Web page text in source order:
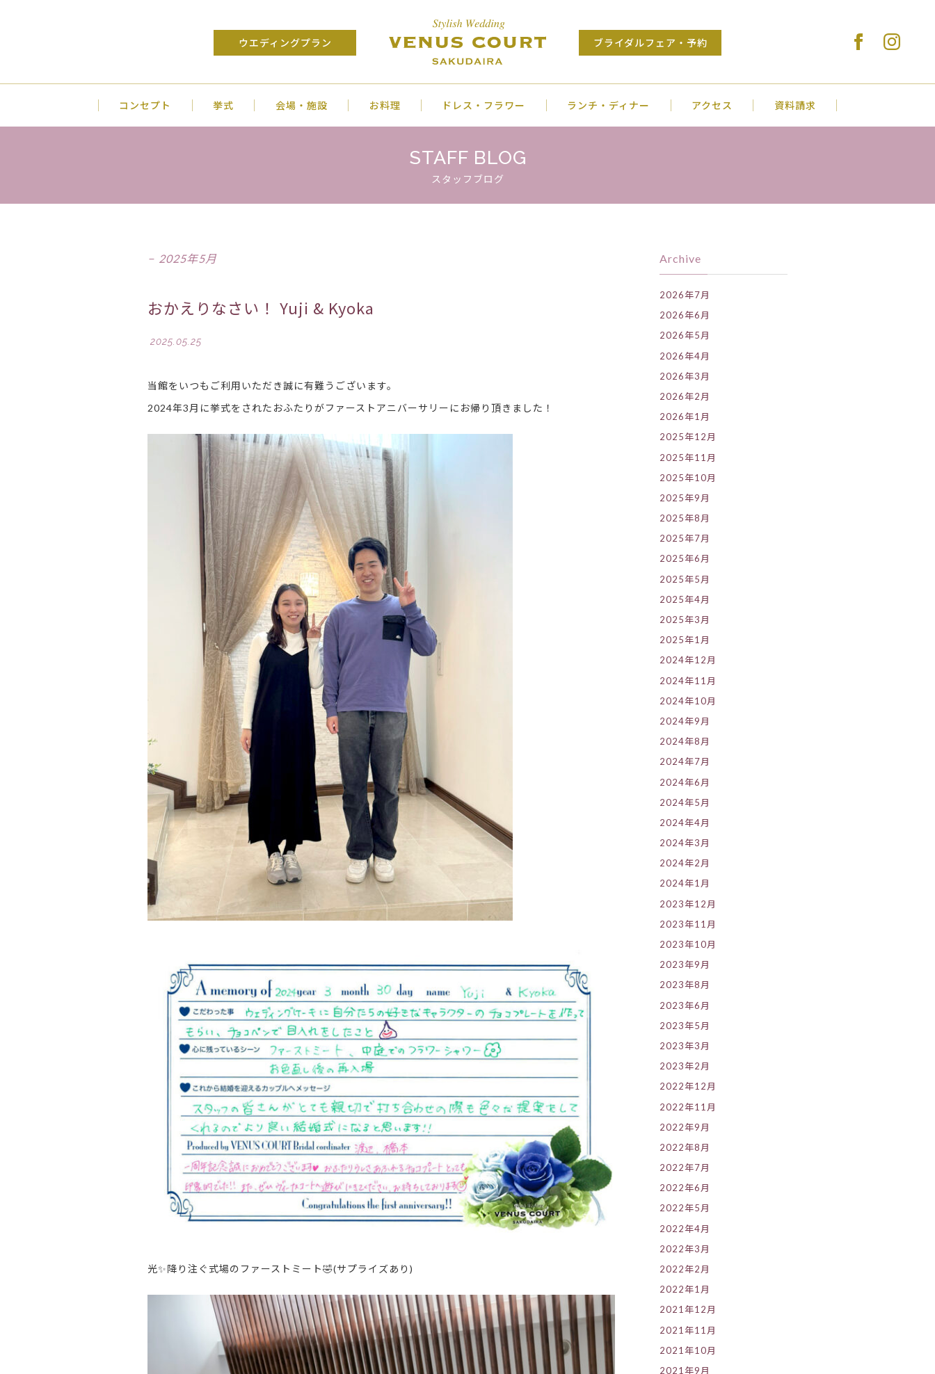
Stylish Wedding VENUS COURT SAKUDAIRA
ウエディングプラン
ブライダルフェア・予約
コンセプト 挙式 会場・施設 お料理 ドレス・フラワー ランチ・ディナー アクセス 資料請求
STAFF BLOG
スタッフブログ
2025年5月
おかえりなさい！ Yuji & Kyoka
2025.05.25
当館をいつもご利用いただき誠に有難うございます。
2024年3月に挙式をされたおふたりがファーストアニバーサリーにお帰り頂きました！
光✨降り注ぐ式場のファーストミート🤣(サプライズあり)
Archive
2026年7月
2026年6月
2026年5月
2026年4月
2026年3月
2026年2月
2026年1月
2025年12月
2025年11月
2025年10月
2025年9月
2025年8月
2025年7月
2025年6月
2025年5月
2025年4月
2025年3月
2025年1月
2024年12月
2024年11月
2024年10月
2024年9月
2024年8月
2024年7月
2024年6月
2024年5月
2024年4月
2024年3月
2024年2月
2024年1月
2023年12月
2023年11月
2023年10月
2023年9月
2023年8月
2023年6月
2023年5月
2023年3月
2023年2月
2022年12月
2022年11月
2022年9月
2022年8月
2022年7月
2022年6月
2022年5月
2022年4月
2022年3月
2022年2月
2022年1月
2021年12月
2021年11月
2021年10月
2021年9月